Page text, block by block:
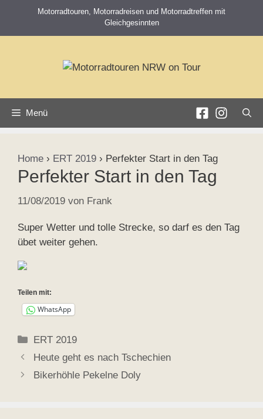
springen
Motorradtouren, Motorradreisen und Motorradtreffen mit
Gleichgesinnten
Menü
Home › ERT 2019 › Perfekter Start in den Tag
Perfekter Start in den Tag
11/08/2019 von Frank
Super Wetter und tolle Strecke, so darf es den Tag
übet weiter gehen.
Teilen mit:
WhatsApp
Kategorien
ERT 2019
Heute geht es nach Tschechien
Bikerhöhle Pekelne Doly